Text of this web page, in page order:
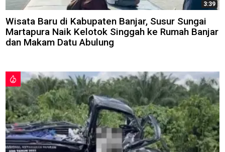
3:39
Wisata Baru di Kabupaten Banjar, Susur Sungai
Martapura Naik Kelotok Singgah ke Rumah Banjar
dan Makam Datu Abulung